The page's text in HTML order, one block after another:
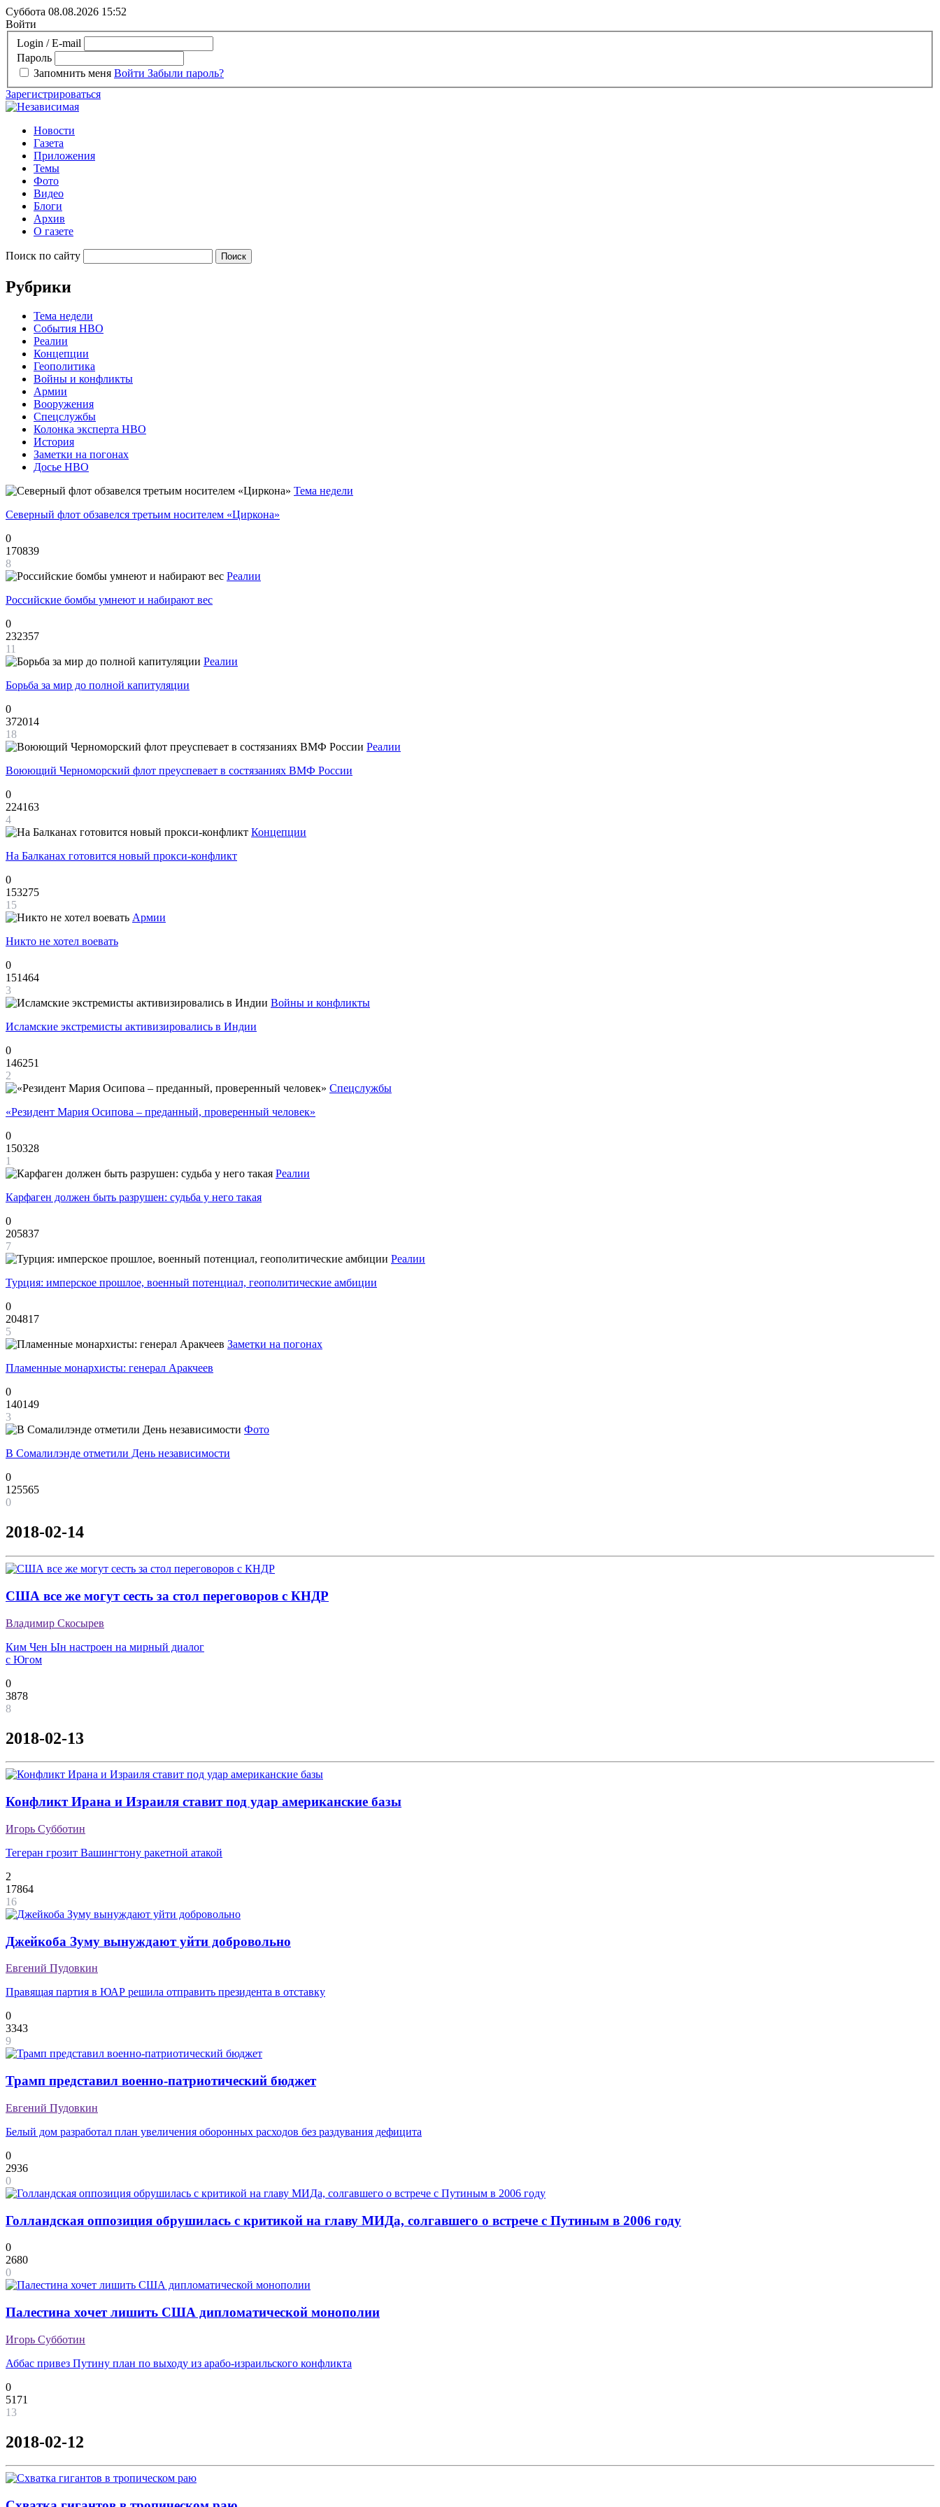
Суббота 08.08.2026 15:52
Войти
Login / E-mail
Пароль
Запомнить меня Войти Забыли пароль?
Зарегистрироваться
Новости
Газета
Приложения
Темы
Фото
Видео
Блоги
Архив
О газете
Поиск по сайту
Рубрики
Тема недели
События НВО
Реалии
Концепции
Геополитика
Войны и конфликты
Армии
Вооружения
Спецслужбы
Колонка эксперта НВО
История
Заметки на погонах
Досье НВО
Тема недели
Северный флот обзавелся третьим носителем «Циркона»
0
170839
8
Реалии
Российские бомбы умнеют и набирают вес
0
232357
11
Реалии
Борьба за мир до полной капитуляции
0
372014
18
Реалии
Воюющий Черноморский флот преуспевает в состязаниях ВМФ России
0
224163
4
Концепции
На Балканах готовится новый прокси-конфликт
0
153275
15
Армии
Никто не хотел воевать
0
151464
3
Войны и конфликты
Исламские экстремисты активизировались в Индии
0
146251
2
Спецслужбы
«Резидент Мария Осипова – преданный, проверенный человек»
0
150328
1
Реалии
Карфаген должен быть разрушен: судьба у него такая
0
205837
7
Реалии
Турция: имперское прошлое, военный потенциал, геополитические амбиции
0
204817
5
Заметки на погонах
Пламенные монархисты: генерал Аракчеев
0
140149
3
Фото
В Сомалилэнде отметили День независимости
0
125565
0
2018-02-14
США все же могут сесть за стол переговоров с КНДР
Владимир Скосырев
Ким Чен Ын настроен на мирный диалог
с Югом
0
3878
8
2018-02-13
Конфликт Ирана и Израиля ставит под удар американские базы
Игорь Субботин
Тегеран грозит Вашингтону ракетной атакой
2
17864
16
Джейкоба Зуму вынуждают уйти добровольно
Евгений Пудовкин
Правящая партия в ЮАР решила отправить президента в отставку
0
3343
9
Трамп представил военно-патриотический бюджет
Евгений Пудовкин
Белый дом разработал план увеличения оборонных расходов без раздувания дефицита
0
2936
0
Голландская оппозиция обрушилась с критикой на главу МИДа, солгавшего о встрече с Путиным в 2006 году
0
2680
0
Палестина хочет лишить США дипломатической монополии
Игорь Субботин
Аббас привез Путину план по выходу из арабо-израильского конфликта
0
5171
13
2018-02-12